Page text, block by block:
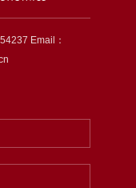
Email：